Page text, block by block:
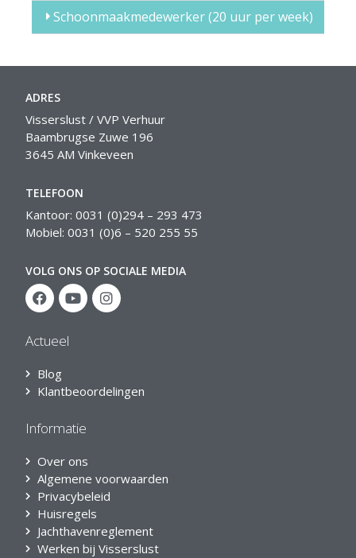
Schoonmaakmedewerker (20 uur per week)
ADRES
Visserslust / VVP Verhuur
Baambrugse Zuwe 196
3645 AM Vinkeveen
TELEFOON
Kantoor: 0031 (0)294 – 293 473
Mobiel: 0031 (0)6 – 520 255 55
VOLG ONS OP SOCIALE MEDIA
Actueel
Blog
Klantbeoordelingen
Informatie
Over ons
Algemene voorwaarden
Privacybeleid
Huisregels
Jachthavenreglement
Werken bij Visserslust